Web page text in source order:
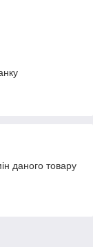
даного товару